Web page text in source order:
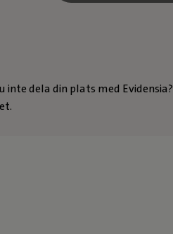
inte dela din plats med Evidensia?